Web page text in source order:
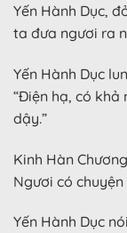
Yến Hành Dục,
ta đưa ngươi ra
Yến Hành Dục
“Điện hạ, có
dậy.”
Kinh Hàn
Ngươi có chuyện
Yến Hành Dục